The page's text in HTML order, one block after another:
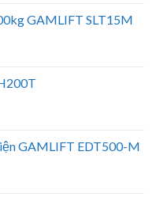
GAMLIFT SLT15M
GAMLIFT EDT500-M